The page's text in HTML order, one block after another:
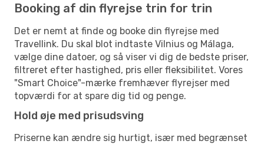
Booking af din flyrejse trin for trin
Det er nemt at finde og booke din flyrejse med
Travellink. Du skal blot indtaste Vilnius og Málaga,
vælge dine datoer, og så viser vi dig de bedste priser,
filtreret efter hastighed, pris eller fleksibilitet. Vores
"Smart Choice"-mærke fremhæver flyrejser med
topværdi for at spare dig tid og penge.
Hold øje med prisudsving
Priserne kan ændre sig hurtigt, især med begrænset